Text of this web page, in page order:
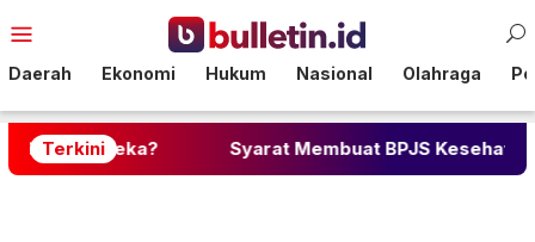
ke
Mobile
Daerah Ekonomi Hukum Nasional Olahraga
Terkini Syarat Membuat BPJS Kesehatan: Lengkap